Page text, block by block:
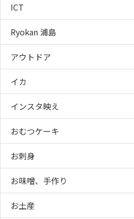
ICT
Ryokan 浦島
アウトドア
イカ
インスタ映え
おむつケーキ
お刺身
お味噌、手作り
お土産